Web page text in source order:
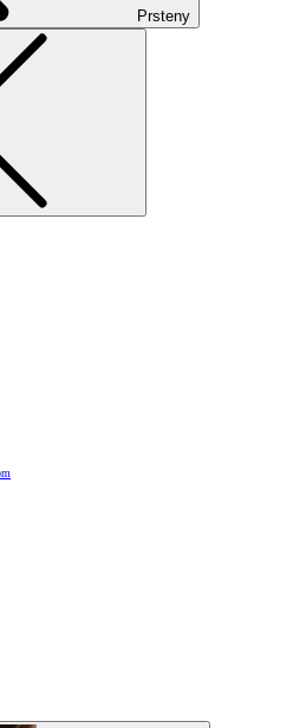
Prsteny